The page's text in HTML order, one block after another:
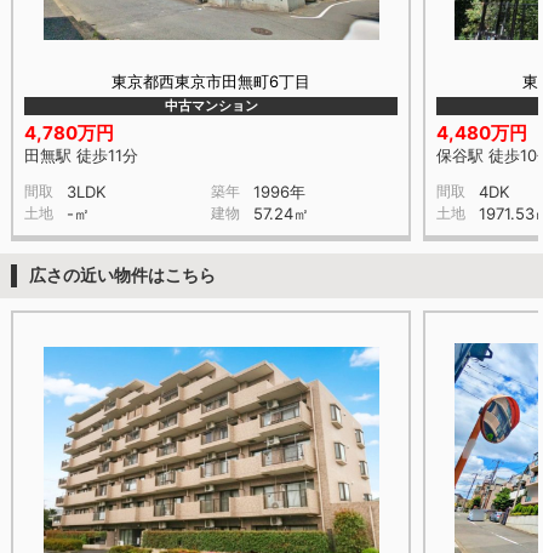
東京都西東京市田無町6丁目
中古マンション
4,780万円
田無駅 徒歩11分
間取 3LDK 築年 1996年
土地 -㎡ 建物 57.24㎡
東
4,480万円
保谷駅 徒歩10
間取 4DK
土地 1971.53
広さの近い物件はこちら